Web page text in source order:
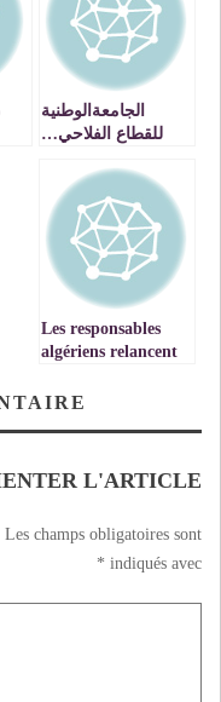
الجامعةالوطنية
للقطاع الفلاحي…
Les responsables
algériens relancent
d’exploitation du
algérienL'ARTICLE
Les champs obligatoires sont
indiqués avec
*